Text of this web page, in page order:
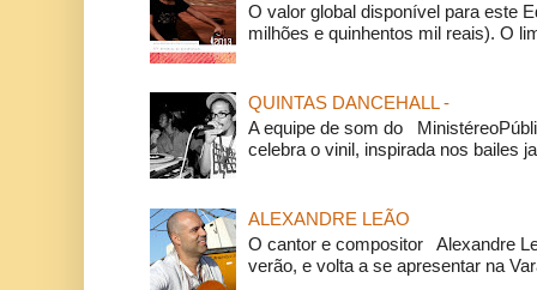
O valor global disponível para este
milhões e quinhentos mil reais). O
QUINTAS DANCEHALL -
A equipe de som do
celebra o vinil, inspirada nos bailes
ALEXANDRE LEÃO
O cantor e compositor Alexandre
verão, e volta a se apresentar na